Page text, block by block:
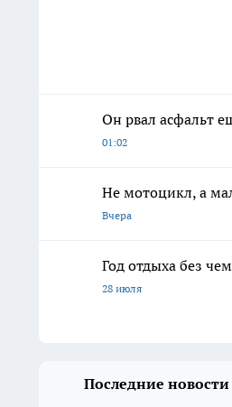
Он рвал асфальт
01:02
Не мотоцикл, а
Вчера
Год отдыха без
28 июля
Последние новости